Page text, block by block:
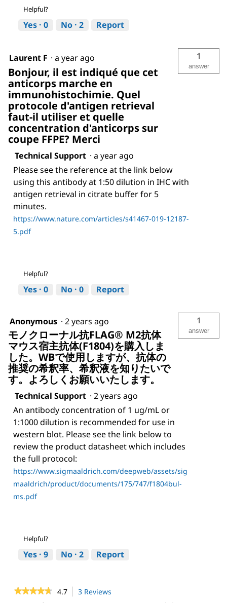
Helpful?
Yes · 0 No · 2 Report
Laurent F · a year ago
Bonjour, il est indiqué que cet
anticorps marche en
immunohistochimie. Quel
protocole d'antigen retrieval
faut-il utiliser et quelle
concentration d'anticorps sur
coupe FFPE? Merci
1
answer
Technical Support · a year ago
Please see the reference at the link below
using this antibody at 1:50 dilution in IHC with
antigen retrieval in citrate buffer for 5
minutes.
https://www.nature.com/articles/s41467-019-12187-
5.pdf
Helpful?
Yes · 0 No · 0 Report
Anonymous · 2 years ago
モノクローナル抗FLAG® M2抗体
マウス宿主抗体(F1804)を購入しま
した。WBで使用しますが、抗体の
推奨の希釈率、希釈液を知りたいで
す。よろしくお願いいたします。
1
answer
Technical Support · 2 years ago
An antibody concentration of 1 ug/mL or
1:1000 dilution is recommended for use in
western blot. Please see the link below to
review the product datasheet which includes
the full protocol:
https://www.sigmaaldrich.com/deepweb/assets/sig
maaldrich/product/documents/175/747/f1804bul-
ms.pdf
Helpful?
Yes · 9 No · 2 Report
★★★★★
★★★★★ 4.7 3 Reviews